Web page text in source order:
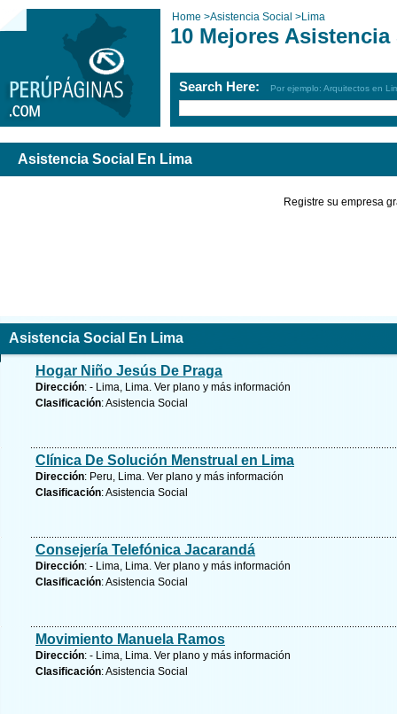
Home >Asistencia Social >Lima
10 Mejores
Search Here: Por ejemplo: Arquitectos en
Asistencia Social En Lima
Registre su empresa
Asistencia Social En Lima
Hogar Niño Jesús De Praga
Dirección: - Lima, Lima. Ver plano y más información
Clasificación: Asistencia Social
Clínica De Solución Menstrual en Lima
Dirección: Peru, Lima. Ver plano y más información
Clasificación: Asistencia Social
Consejería Telefónica Jacarandá
Dirección: - Lima, Lima. Ver plano y más información
Clasificación: Asistencia Social
Movimiento Manuela Ramos
Dirección: - Lima, Lima. Ver plano y más información
Clasificación: Asistencia Social